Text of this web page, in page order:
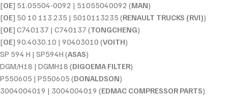
[OE] 51.05504-0092 | 51055040092 (MAN)
[OE] 50 10 113 235 | 5010113235 (RENAULT TRUCKS (RVI))
[OE] C740137 | C740137 (TONGCHENG)
[OE] 90.4030.10 | 90403010 (VOITH)
SP 594 H | SP594H (ASAS)
DGM/H18 | DGMH18 (DIGOEMA FILTER)
P550605 | P550605 (DONALDSON)
3004004019 | 3004004019 (EDMAC COMPRESSOR PARTS)